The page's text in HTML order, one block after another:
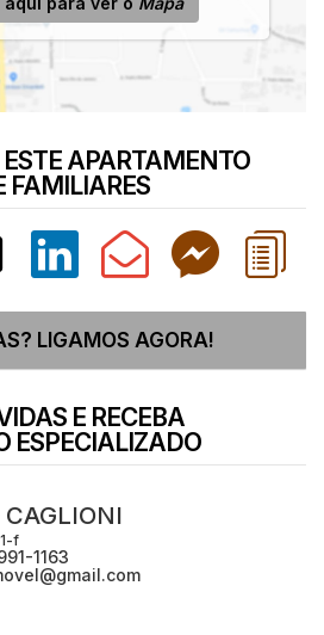
APARTAMENTO
FAMILIARES
LIGAMOS AGORA!
E RECEBA
ESPECIALIZADO
f
1163